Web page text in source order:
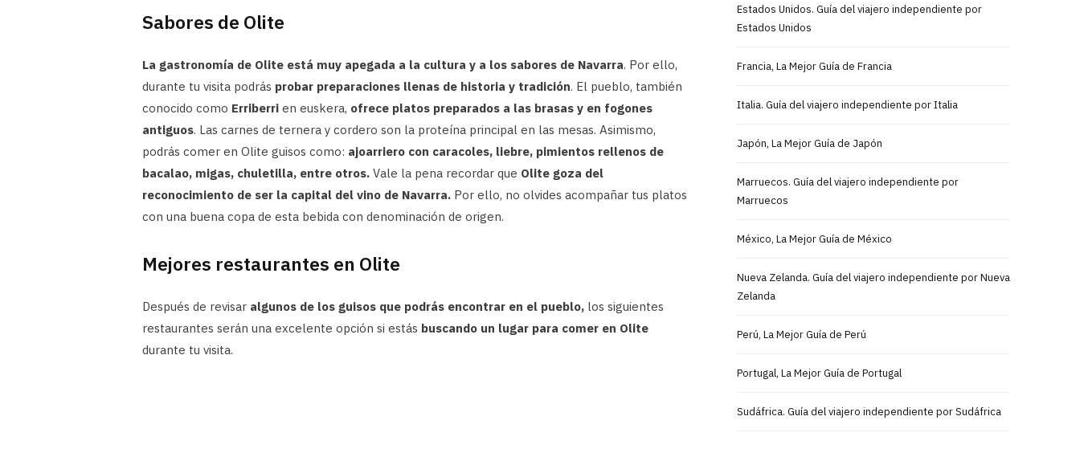
Sabores de Olite
La gastronomía de Olite está muy apegada a la cultura y a los sabores de Navarra. Por ello,
durante tu visita podrás probar preparaciones llenas de historia y tradición. El pueblo, también
conocido como Erriberri en euskera, ofrece platos preparados a las brasas y en fogones
antiguos. Las carnes de ternera y cordero son la proteína principal en las mesas. Asimismo,
podrás comer en Olite guisos como: ajoarriero con caracoles, liebre, pimientos rellenos de
bacalao, migas, chuletilla, entre otros. Vale la pena recordar que Olite goza del
reconocimiento de ser la capital del vino de Navarra. Por ello, no olvides acompañar tus platos
con una buena copa de esta bebida con denominación de origen.
Mejores restaurantes en Olite
Después de revisar algunos de los guisos que podrás encontrar en el pueblo, los siguientes
restaurantes serán una excelente opción si estás buscando un lugar para comer en Olite
durante tu visita.
Estados Unidos. Guía del viajero independiente por
Estados Unidos
Francia, La Mejor Guía de Francia
Italia. Guía del viajero independiente por Italia
Japón, La Mejor Guía de Japón
Marruecos. Guía del viajero independiente por
Marruecos
México, La Mejor Guía de México
Nueva Zelanda. Guía del viajero independiente por Nueva
Zelanda
Perú, La Mejor Guía de Perú
Portugal, La Mejor Guía de Portugal
Sudáfrica. Guía del viajero independiente por Sudáfrica